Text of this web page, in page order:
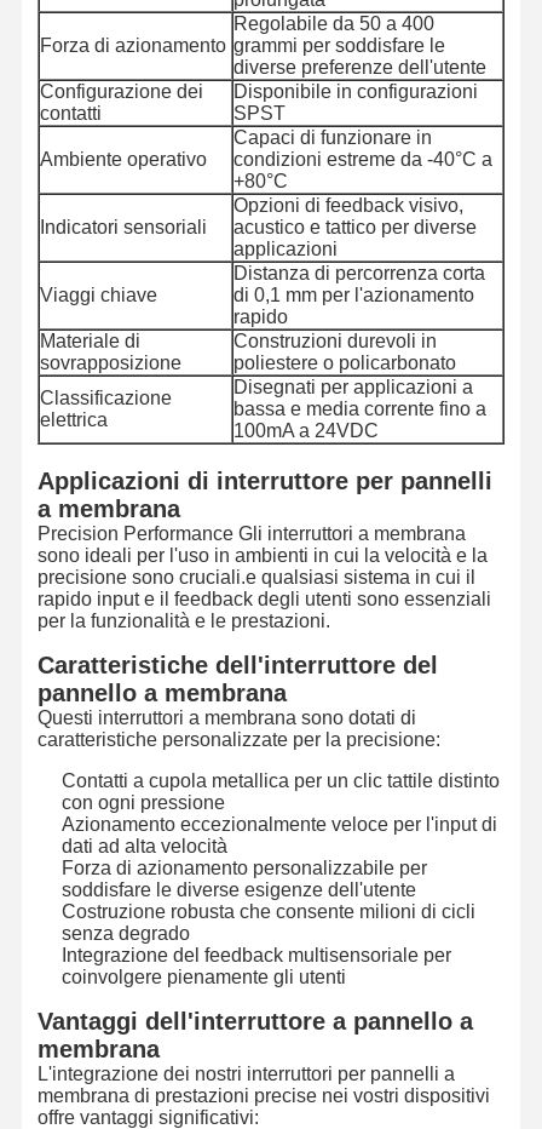
Casa. Prodotti Video
Visita Alla
Fabbrica
Controllo
Della Qualità
Contattaci
Chiedi Un
Preventivo
Commutatore di membrana su ordinazione
Commutatore di membrana industriale
Commutatore di membrana flessibile
Commutatore di membrana del PWB
Commutatore di membrana di FPC
Commutatore di membrana della lampadina
Forza di azionamento
Regolabile da 50 a 400
grammi per soddisfare le
diverse preferenze dell'utente
Configurazione dei
contatti
Disponibile in configurazioni
SPST
Ambiente operativo
Capaci di funzionare in
condizioni estreme da -40°C a
+80°C
Indicatori sensoriali
Opzioni di feedback visivo,
acustico e tattico per diverse
applicazioni
Viaggi chiave
Distanza di percorrenza corta
di 0,1 mm per l'azionamento
rapido
Materiale di
sovrapposizione
Construzioni durevoli in
poliestere o policarbonato
Classificazione
elettrica
Disegnati per applicazioni a
bassa e media corrente fino a
100mA a 24VDC
Applicazioni di interruttore per pannelli
a membrana
Precision Performance Gli interruttori a membrana
sono ideali per l'uso in ambienti in cui la velocità e la
precisione sono cruciali.e qualsiasi sistema in cui il
rapido input e il feedback degli utenti sono essenziali
per la funzionalità e le prestazioni.
Caratteristiche dell'interruttore del
pannello a membrana
Questi interruttori a membrana sono dotati di
caratteristiche personalizzate per la precisione:
Contatti a cupola metallica per un clic tattile distinto
con ogni pressione
Azionamento eccezionalmente veloce per l'input di
dati ad alta velocità
Forza di azionamento personalizzabile per
soddisfare le diverse esigenze dell'utente
Costruzione robusta che consente milioni di cicli
senza degrado
Integrazione del feedback multisensoriale per
coinvolgere pienamente gli utenti
Vantaggi dell'interruttore a pannello a
membrana
L'integrazione dei nostri interruttori per pannelli a
membrana di prestazioni precise nei vostri dispositivi
offre vantaggi significativi: